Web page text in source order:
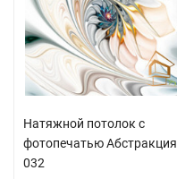
Натяжной потолок с
фотопечатью Абстракция
032